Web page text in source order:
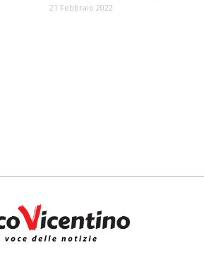
21 Febbraio 2022